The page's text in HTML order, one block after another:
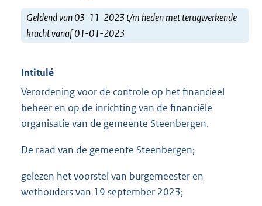
Geldend van 03-11-2023 t/m heden met terugwerkende
kracht vanaf 01-01-2023
Intitulé
Verordening voor de controle op het financieel
beheer en op de inrichting van de financiële
organisatie van de gemeente Steenbergen.
De raad van de gemeente Steenbergen;
gelezen het voorstel van burgemeester en
wethouders van 19 september 2023;